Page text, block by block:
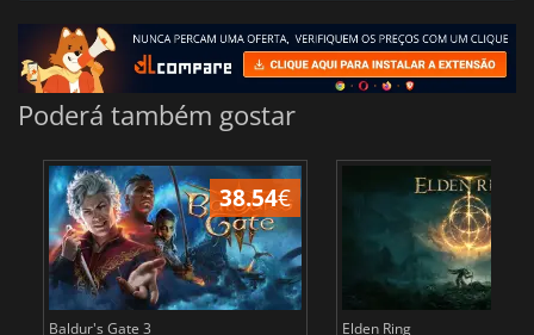
Poderá também gostar
38.54€
Baldur's Gate 3 Elden Ring